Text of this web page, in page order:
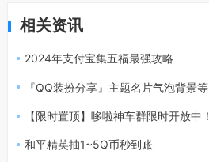
相关资讯
2024年支付宝集五福最强攻略
『QQ装扮分享』主题名片气泡背景等
【限时置顶】哆啦神车群限时开放中！
和平精英抽1~5Q币秒到账